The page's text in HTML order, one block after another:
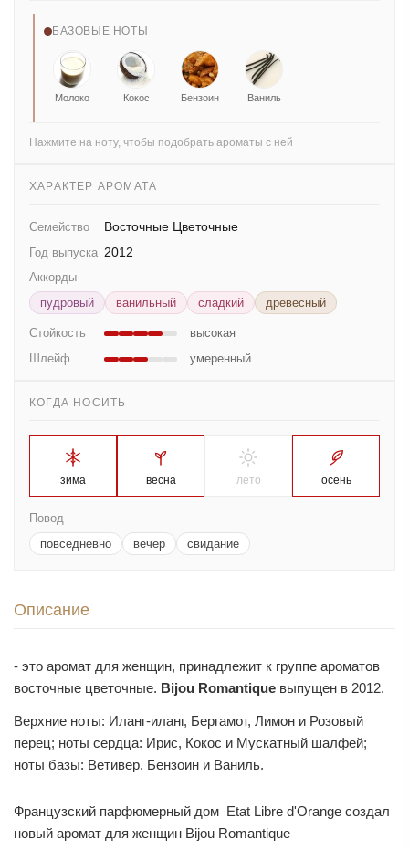
БАЗОВЫЕ НОТЫ
Молоко Кокос Бензоин Ваниль
Нажмите на ноту, чтобы подобрать ароматы с ней
ХАРАКТЕР АРОМАТА
Семейство Восточные Цветочные
Год выпуска 2012
Аккорды
пудровый
ванильный сладкий древесный
Стойкость
высокая
Шлейф
умеренный
КОГДА НОСИТЬ
зима весна лето осень
Повод
повседневно
вечер свидание
Описание
- это аромат для женщин, принадлежит к группе ароматов
восточные цветочные. Bijou Romantique выпущен в 2012.
Верхние ноты: Иланг-иланг, Бергамот, Лимон и Розовый
перец; ноты сердца: Ирис, Кокос и Мускатный шалфей;
ноты базы: Ветивер, Бензоин и Ваниль.
Французский парфюмерный дом Etat Libre d'Orange создал
новый аромат для женщин Bijou Romantique